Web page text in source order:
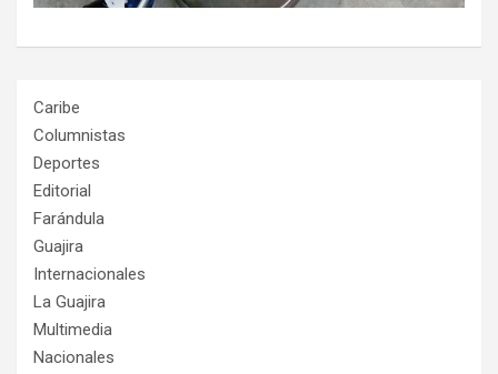
Caribe
Columnistas
Deportes
Editorial
Farándula
Guajira
Internacionales
La Guajira
Multimedia
Nacionales